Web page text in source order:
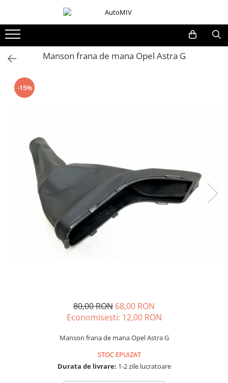
Oferta Saptamanii
Butoane Geam
Bloc Lumini
Butoane Blocare/Deblocare
Buton Frana
Buton Clapeta Rezervor
Buton Portbagaj
Alte Butoane/Comutatoare
Butoane Semnalizare
Schimbatoare Viteze
Accesorii Interior Auto
Inchidere Centralizata
Huse Scaune Auto
Manson frana de mana Opel Astra G
-15%
80,00 RON 68,00 RON
Economisesti: 12,00 RON
Manson frana de mana Opel Astra G
STOC EPUIZAT
Durata de livrare: 1-2 zile lucratoare